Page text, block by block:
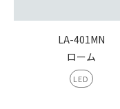
LA-401MN
ローム
LED